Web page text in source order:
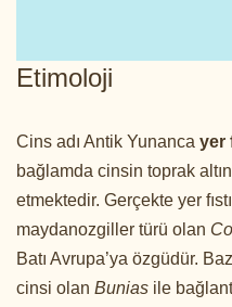
Etimoloji
Cins adı Antik Yunanca yer
bağlamda cinsin toprak
etmektedir. Gerçekte yer
maydanozgiller türü olan
Batı Avrupa’ya özgüdür.
cinsi olan Bunias ile